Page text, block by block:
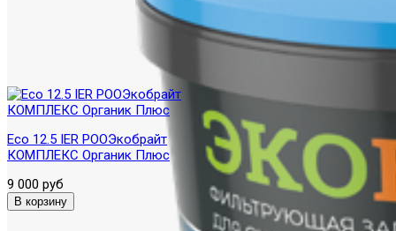
Eco 12.5 IER POOЭкобрайт
КОМПЛЕКС Органик Плюс
9 000 руб